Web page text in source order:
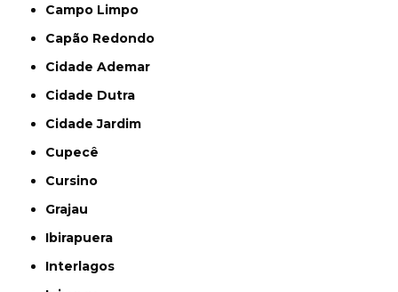
Campo Limpo
Capão Redondo
Cidade Ademar
Cidade Dutra
Cidade Jardim
Cupecê
Cursino
Grajau
Ibirapuera
Interlagos